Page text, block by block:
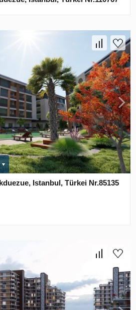
Istanbul, Türkei Nr.85135